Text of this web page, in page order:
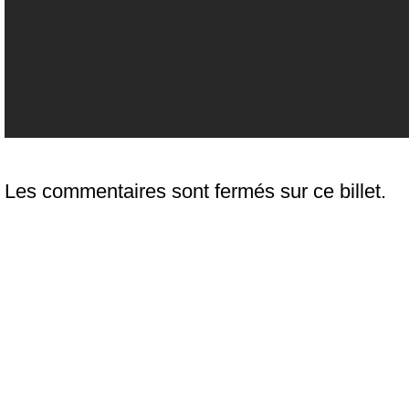
Les commentaires sont fermés sur ce billet.